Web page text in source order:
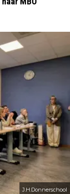
J.H.Donnerschool